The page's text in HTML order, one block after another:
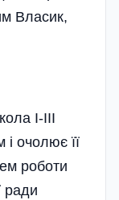
Власик,
І-ІІІ
очолює її
роботи
ради